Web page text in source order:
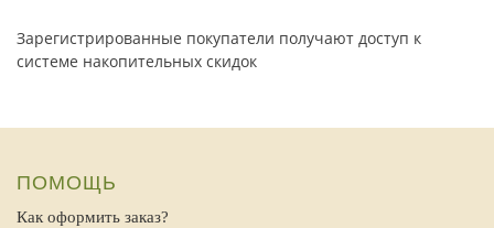
Зарегистрированные покупатели получают доступ к
системе накопительных скидок
ПОМОЩЬ
Как оформить заказ?